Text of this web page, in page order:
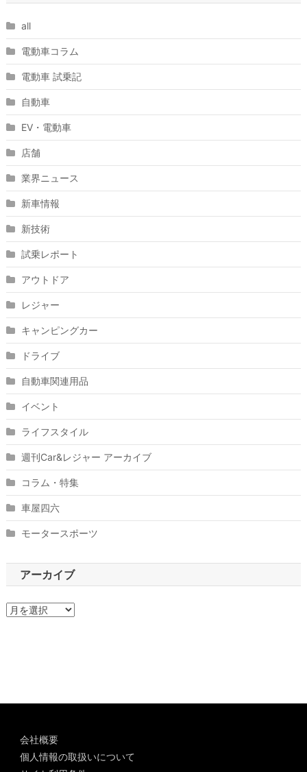
all
電動車コラム
電動車 試乗記
自動車
EV・電動車
店舗
業界ニュース
新車情報
新技術
試乗レポート
アウトドア
レジャー
キャンピングカー
ドライブ
自動車関連用品
イベント
ライフスタイル
週刊Car&レジャー アーカイブ
コラム・特集
車屋四六
モータースポーツ
アーカイブ
ア
会社概要
個人情報の取扱いについて